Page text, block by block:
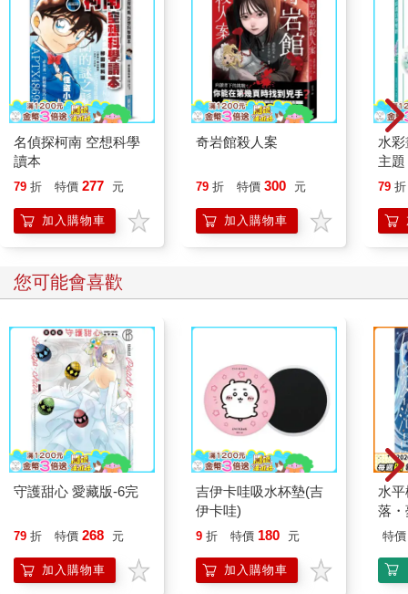
名偵探柯南 空想科學
讀本
79 折 特價 277 元
加入購物車
奇岩館殺人案
79 折 特價 300 元
加入購物車
水
主
點
79 折
您可能會喜歡
守護甜心 愛藏版-6完
79 折 特價 268 元
加入購物車
吉伊卡哇吸水杯墊(吉
伊卡哇)
9 折 特價 180 元
加入購物車
水
落
特價